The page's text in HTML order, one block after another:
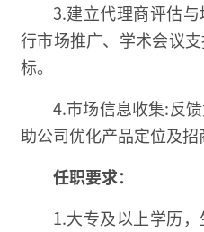
3.建立代理商评估
行市场推广、学术会议
标。
4.市场信息收集:反
助公司优化产品定位及招
任职要求：
1.大专及以上学历，